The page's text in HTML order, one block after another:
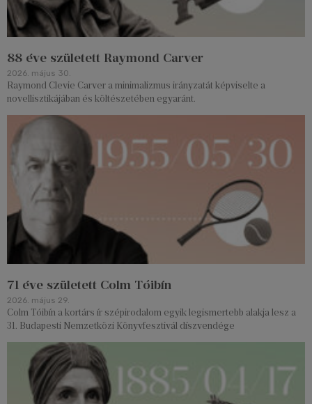
88 éve született Raymond Carver
2026. május 30.
Raymond Clevie Carver a minimalizmus irányzatát képviselte a
novellisztikájában és költészetében egyaránt.
71 éve született Colm Tóibín
2026. május 29.
Colm Tóibín a kortárs ír szépirodalom egyik legismertebb alakja lesz a
31. Budapesti Nemzetközi Könyvfesztivál díszvendége